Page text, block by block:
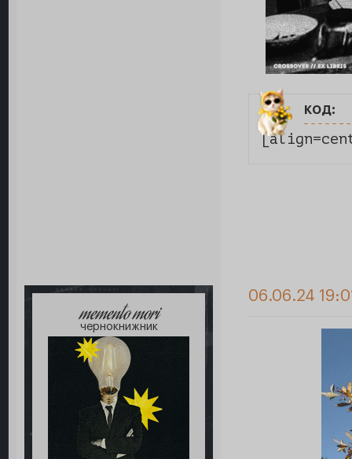
код:
memento mori
чернокнижник
06.06.24